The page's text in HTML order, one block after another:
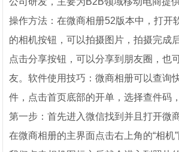
操作方法：在微商相册52版本中，打开
的相机按钮，可以拍摄图片，拍摄完成
点击分享按钮，可以分享到朋友圈，也
友。软件使用技巧：微商相册可以查询
件，点击首页底部的开单，选择查件码
第一步：首先进入微信找到并且打开微
在微商相册的主界面点击右上角的“相机